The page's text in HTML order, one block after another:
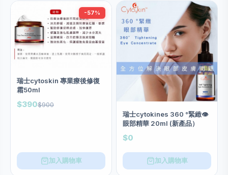
-57%
瑞士cytoskin 專業療後修復
霜50ml
$390$900
加入購物車
瑞士cytokines 360 °緊緻👁️
眼部精華 20ml (新產品）
$0
加入購物車